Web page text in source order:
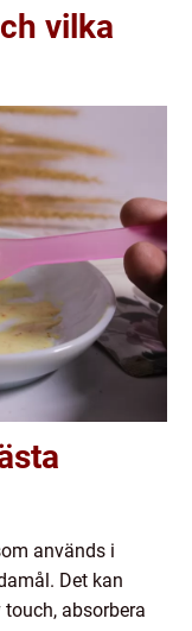
vilka
används i
Det kan
absorbera